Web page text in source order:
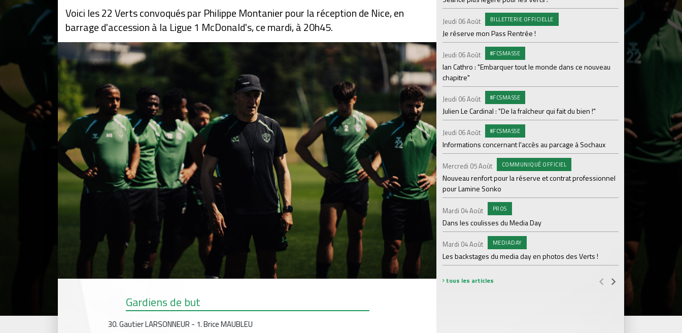
Voici les 22 Verts convoqués par Philippe Montanier pour la réception de Nice, en
barrage d'accession à la Ligue 1 McDonald's, ce mardi, à 20h45.
Gardiens de but
30. Gautier LARSONNEUR - 1. Brice MAUBLEU
Jeudi 06 Août BILLETTERIE OFFICIELLE
Je réserve mon Pass Rentrée !
Jeudi 06 Août #FCSMASSE
Ian Cathro : "Embarquer tout le monde dans ce nouveau
chapitre"
Jeudi 06 Août #FCSMASSE
Julien Le Cardinal : "De la fraîcheur qui fait du bien !"
Jeudi 06 Août #FCSMASSE
Informations concernant l'accès au parcage à Sochaux
Mercredi 05 Août COMMUNIQUÉ OFFICIEL
Nouveau renfort pour la réserve et contrat professionnel
pour Lamine Sonko
Mardi 04 Août PROS
Dans les coulisses du Media Day
Mardi 04 Août MEDIADAY
Les backstages du media day en photos des Verts !
Le programme de
Lundi 03 Août
Parcage complet
Lundi 03 Août
Le point sur
Samedi 01 Août
Ian Cathro : "La
vont commencer"
Samedi 01 Août
20 600 abonnés :
tous les articles